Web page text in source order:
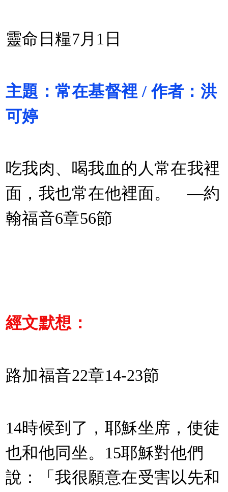
靈命日糧7月1日
主題：常在基督裡 / 作者：洪
可婷
吃我肉、喝我血的人常在我裡
面，我也常在他裡面。 —約
翰福音6章56節
經文默想：
路加福音22章14-23節
14時候到了，耶穌坐席，使徒
也和他同坐。15耶穌對他們
說：「我很願意在受害以先和